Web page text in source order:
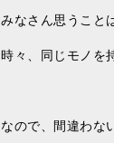
みなさん思うこと
時々、同じモノを
なので、間違わな